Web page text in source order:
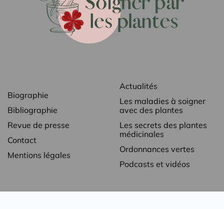
Biographie
Bibliographie
Revue de presse
Contact
Mentions légales
Actualités
Les maladies à soigner
avec des plantes
Les secrets des plantes
médicinales
Ordonnances vertes
Podcasts et vidéos